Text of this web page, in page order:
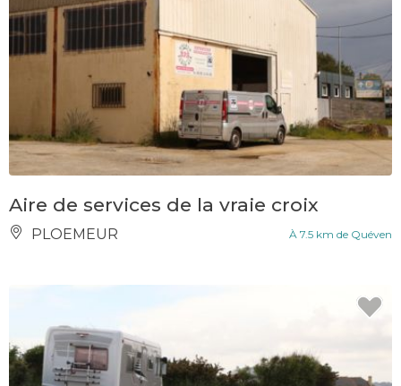
Aire de services de la vraie croix
PLOEMEUR À 7.5 km de Quéven